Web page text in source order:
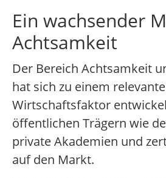
Ein wachsender
Achtsamkeit
Der Bereich Achtsamkeit
hat sich zu einem
Wirtschaftsfaktor
öffentlichen Trägern wie
private Akademien und
auf den Markt.